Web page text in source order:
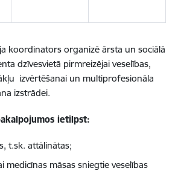
koordinators organizē ārsta un sociālā
dzīvesvietā pirmreizējai veselības,
izvērtēšanai un multiprofesionāla
izstrādei.
ietilpst:
t.sk. attālinātas;
medicīnas māsas sniegtie veselības